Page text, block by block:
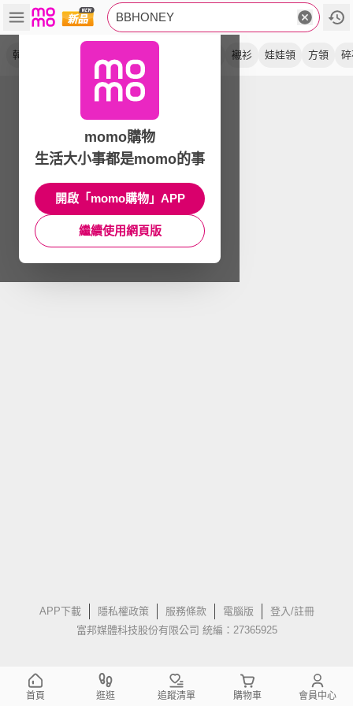
BBHONEY
韓風 襯衫 娃娃領 方領
APP下載 隱私權政策 服務條款 電腦版
登入/註冊
富邦媒體科技股份有限公司 統編：27365925
momo購物
生活大小事都是momo的事
開啟「momo購物」APP
繼續使用網頁版
首頁 逛逛 追蹤清單 購物車 會員中心